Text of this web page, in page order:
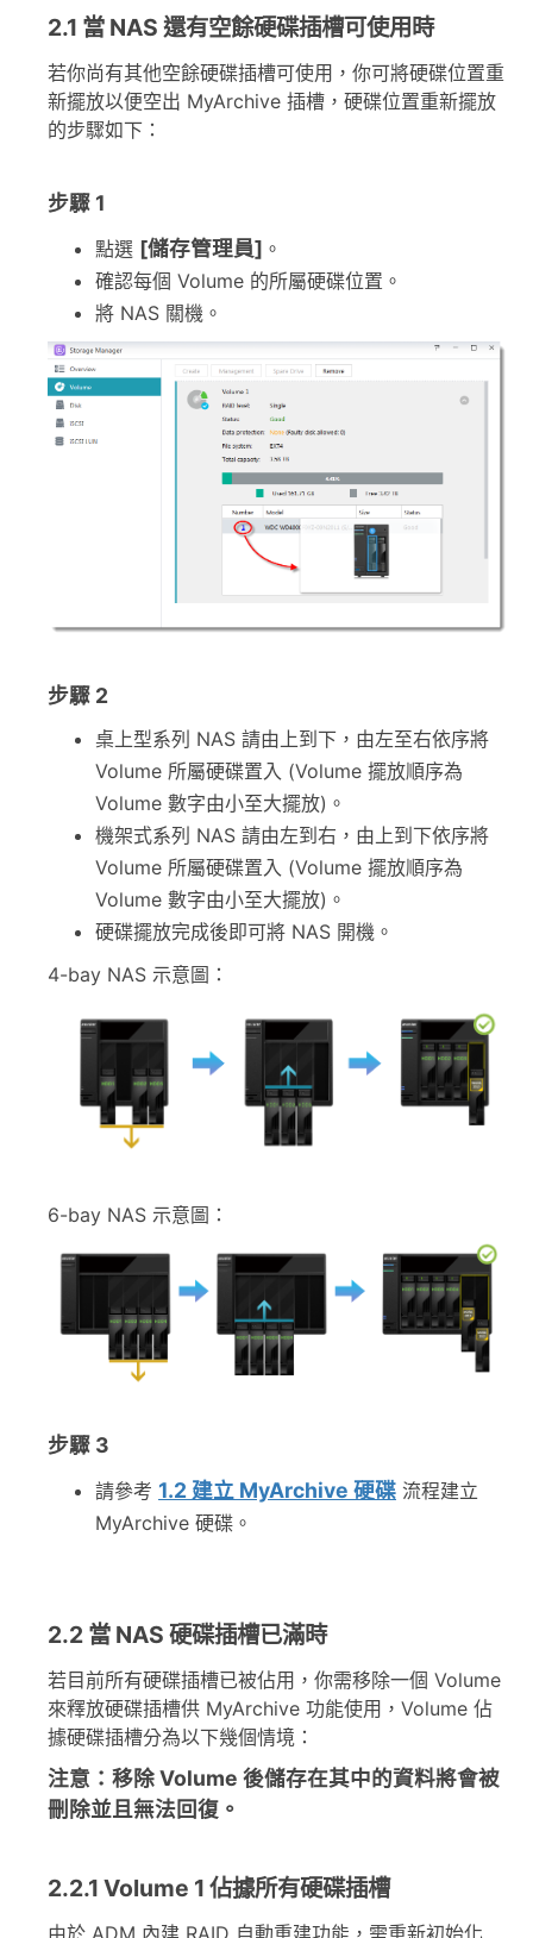
2.1 當 NAS 還有空餘硬碟插槽可使用時
若你尚有其他空餘硬碟插槽可使用，你可將硬碟位置重
新擺放以便空出 MyArchive 插槽，硬碟位置重新擺放
的步驟如下：
步驟 1
點選 [儲存管理員] 。
確認每個 Volume 的所屬硬碟位置。
將 NAS 關機。
步驟 2
桌上型系列 NAS 請由上到下，由左至右依序將
Volume 所屬硬碟置入 (Volume 擺放順序為
Volume 數字由小至大擺放)。
機架式系列 NAS 請由左到右，由上到下依序將
Volume 所屬硬碟置入 (Volume 擺放順序為
Volume 數字由小至大擺放)。
硬碟擺放完成後即可將 NAS 開機。
4-bay NAS 示意圖：
6-bay NAS 示意圖：
步驟 3
請參考 1.2 建立 MyArchive 硬碟 流程建立
MyArchive 硬碟。
2.2 當 NAS 硬碟插槽已滿時
若目前所有硬碟插槽已被佔用，你需移除一個 Volume
來釋放硬碟插槽供 MyArchive 功能使用，Volume 佔
據硬碟插槽分為以下幾個情境：
注意：移除 Volume 後儲存在其中的資料將會被
刪除並且無法回復。
2.2.1 Volume 1 佔據所有硬碟插槽
由於 ADM 內建 RAID 自動重建功能，需重新初始化